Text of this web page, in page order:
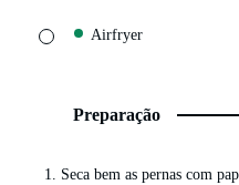
▢ Airfryer
Preparação
Seca bem as pernas com